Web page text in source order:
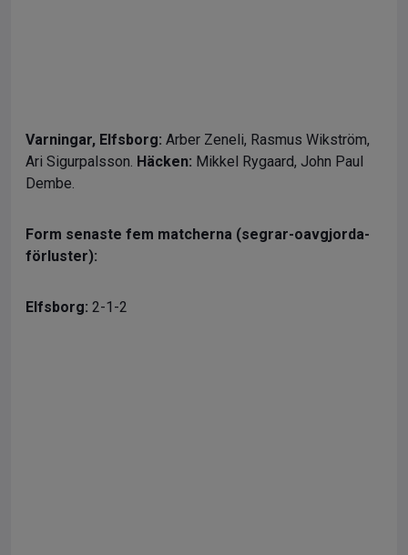
Varningar, Elfsborg: Arber Zeneli, Rasmus Wikström,
Ari Sigurpalsson. Häcken: Mikkel Rygaard, John Paul
Dembe.
Form senaste fem matcherna (segrar-oavgjorda-
förluster):
Elfsborg: 2-1-2